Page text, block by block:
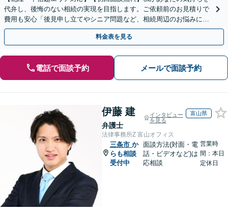
代弁し、後悔のない相続の実現を目指します。ご依頼前のお見積りで
費用も安心「後見申し立てやシニア問題など、相続周辺のお悩みにも
対処可能」【WEB面談対応】
料金表を見る
電話で面談予約 メールで面談予約
伊藤 建
弁護士
インタビュー
を見る
富山県
法律事務所Z 富山オフィス
三条市 か
らも相談
受付中
面談方法(対面・電
話・ビデオなど)は
応相談
営業時
間：本日
定休日